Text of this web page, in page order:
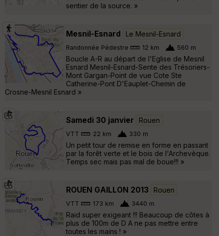
sentier de la source. »
Mesnil-Esnard Le Mesnil-Esnard
Randonnée Pédestre 12 km 560 m
Boucle A-R au départ de l'Eglise de Mesnil
Esnard Mesnil-Esnard-Sente des Trésoriers-
Mont Gargan-Point de vue Cote Ste
Catherine-Pont D'Eauplet-Chemin de
Crosne-Mesnil Esnard »
Samedi 30 janvier Rouen
VTT 22 km 330 m
Un petit tour de remise en forme en passant
par la forêt verte et le bois de l'Archevèque.
Temps sec mais pas mal de boue!!! »
ROUEN GAILLON 2013 Rouen
VTT 173 km 3440 m
Raid super exigeant !!! Beaucoup de côtes à
plus de 100m de D A ne pas mettre entre
toutes les mains ! »